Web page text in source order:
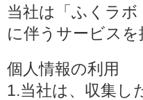
当社は「ふくラ
に伴うサービス
個人情報の利用
1.当社は、収集し